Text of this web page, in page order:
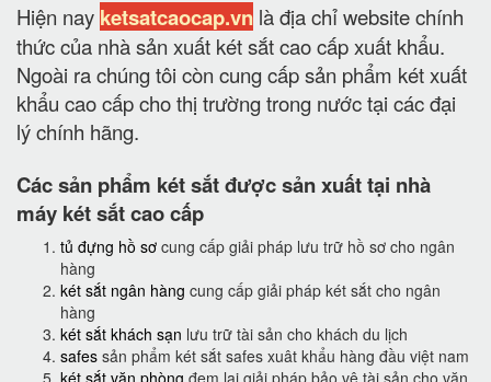
Hiện nay ketsatcaocap.vn là địa chỉ website chính
thức của nhà sản xuất két sắt cao cấp xuất khẩu.
Ngoài ra chúng tôi còn cung cấp sản phẩm két xuất
khẩu cao cấp cho thị trường trong nước tại các đại
lý chính hãng.
Các sản phẩm két sắt được sản xuất tại nhà
máy két sắt cao cấp
tủ đựng hồ sơ cung cấp giải pháp lưu trữ hồ sơ cho ngân
hàng
két sắt ngân hàng cung cấp giải pháp két sắt cho ngân
hàng
két sắt khách sạn lưu trữ tài sản cho khách du lịch
safes sản phẩm két sắt safes xuât khẩu hàng đầu việt nam
két sắt văn phòng đem lại giải pháp bảo vệ tài sản cho văn